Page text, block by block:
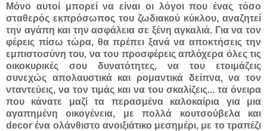
Μόνο αυτοί μπορεί να είναι οι λόγοι που ένας τόσο
σταθερός εκπρόσωπος του ζωδιακού κύκλου, αναζητεί
την αγάπη και την ασφάλεια σε ξένη αγκαλιά. Για να τον
φέρεις πίσω τώρα, θα πρέπει ξανά να αποκτήσεις την
εμπιστοσύνη του, να του προσφέρεις απλόχερα όλες τις
οικοκυρικές σου δυνατότητες, να του ετοιμάζεις
συνεχώς απολαυστικά και ρομαντικά δείπνα, να τον
νταντεύεις, να τον τιμάς και να του σκαλίζεις... τα όνειρα
που κάνατε μαζί τα περασμένα καλοκαίρια για μια
αγαπημένη οικογένεια, με πολλά κουτσούβελα και
decor ένα ολάνθιστο ανοιξιάτικο μεσημέρι, με το τραπέζι